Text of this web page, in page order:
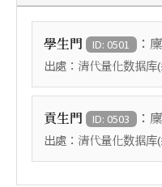
學生門 ID: 0501 ：
出處： 清代量化数据库
貢生門 ID: 0503 ：
出處： 清代量化数据库